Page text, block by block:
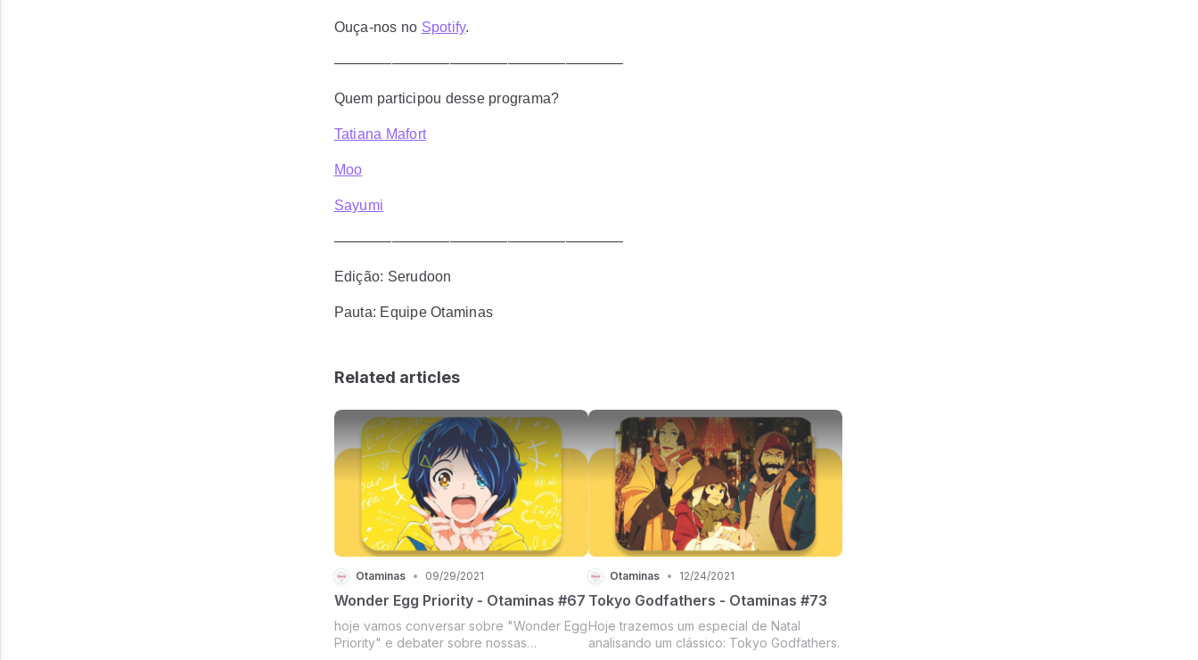
Ouça-nos no Spotify.
————————————————————
Quem participou desse programa?
Tatiana Mafort
Moo
Sayumi
————————————————————
Edição: Serudoon
Pauta: Equipe Otaminas
Related articles
Otaminas • 09/29/2021
Wonder Egg Priority - Otaminas #67
hoje vamos conversar sobre "Wonder Egg
Priority" e debater sobre nossas
Otaminas • 12/24/2021
Tokyo Godfathers - Otaminas #73
Hoje trazemos um especial de Natal
analisando um clássico: Tokyo Godfathers.